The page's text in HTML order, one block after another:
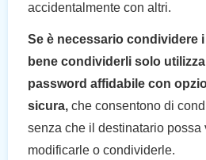
accidentalmente con altri.
Se è necessario condividere
bene condividerli solo
password affidabile con
sicura, che consentono di
senza che il destinatario possa
modificarle o condividerle.